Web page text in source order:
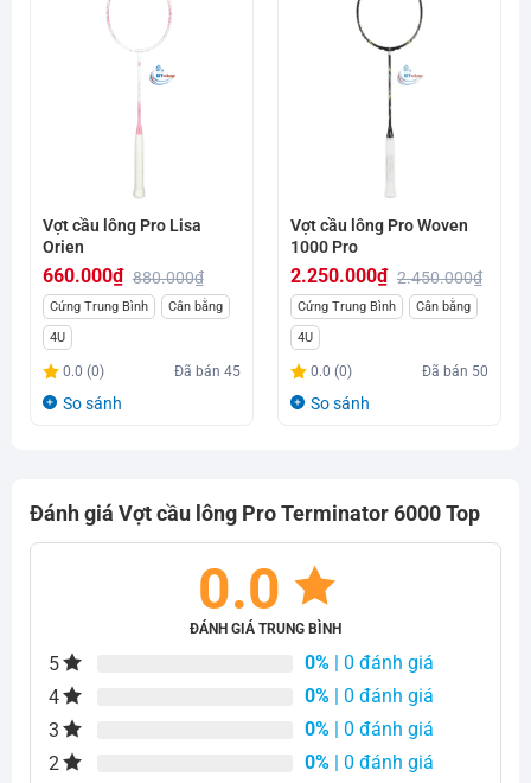
Vợt cầu lông Pro Lisa
Orien
880.000₫
Giá
gốc
là:
880.000₫.
660.000₫
Giá
hiện
tại
là:
Cứng Trung Bình
Cân bằng
4U
0.0 (0) Đã bán45
So sánh
Vợt cầu lông Pro Woven
1000 Pro
2.450.000₫
Giá
gốc
là:
2.450.000₫.
2.250.000₫
Giá
hiện
tại
là:
Cứng Trung Bình
Cân bằng
4U
0.0 (0) Đã bán 50
So sánh
Đánh giá Vợt cầu lông Pro Terminator 6000 Top
0.0
ĐÁNH GIÁ TRUNG BÌNH
5 0% | 0 đánh giá
4
0% | 0 đánh giá
3
0% | 0 đánh giá
2
0% | 0 đánh giá